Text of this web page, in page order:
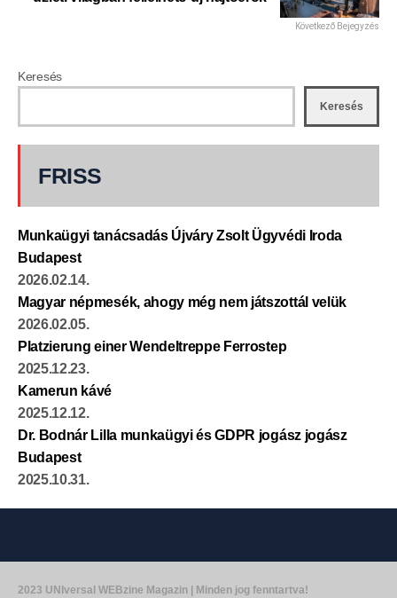
Következő Bejegyzés
Keresés
Keresés
FRISS
Munkaügyi tanácsadás Újváry Zsolt Ügyvédi Iroda
Budapest
2026.02.14.
Magyar népmesék, ahogy még nem játszottál velük
2026.02.05.
Platzierung einer Wendeltreppe Ferrostep
2025.12.23.
Kamerun kávé
2025.12.12.
Dr. Bodnár Lilla munkaügyi és GDPR jogász jogász
Budapest
2025.10.31.
2023 UNIversal WEBzine Magazin | Minden jog fenntartva!